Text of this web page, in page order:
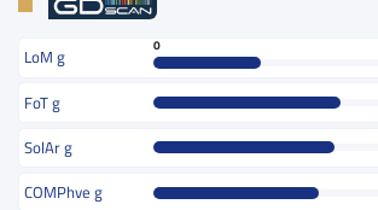
LoM g
0
FoT g
SolAr g
COMPhve g